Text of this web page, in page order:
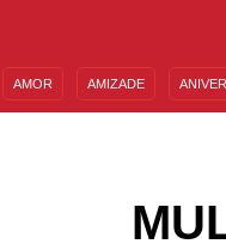
AMOR AMIZADE